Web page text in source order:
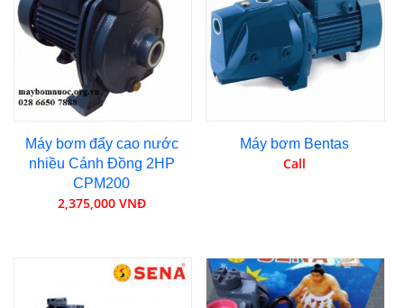
Máy bơm đẩy cao nước
nhiều Cánh Đồng 2HP
CPM200
2,375,000 VNĐ
Máy bơm Bentas
Call